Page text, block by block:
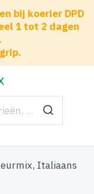
bij koerier DPD
1 tot 2 dagen
Italiaans